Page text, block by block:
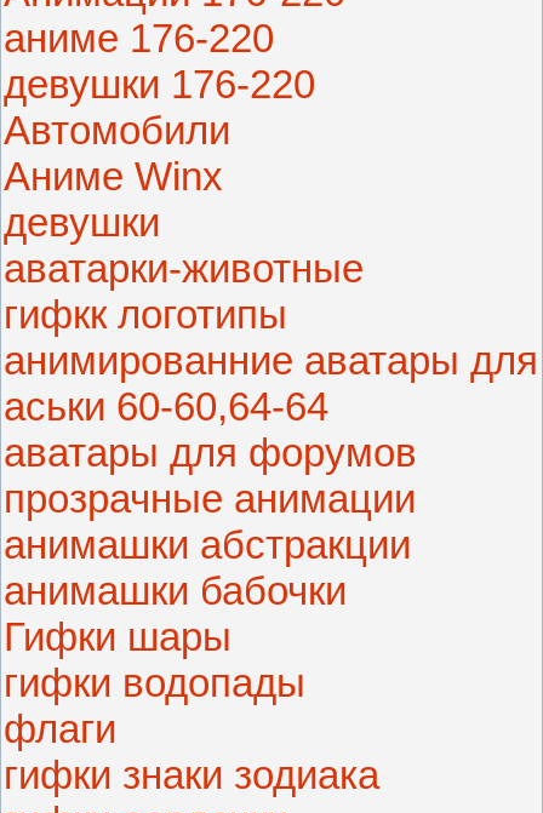
аниме 176-220
девушки 176-220
Автомобили
Аниме Winx
девушки
аватарки-животные
гифкк логотипы
анимированние аватары для
аськи 60-60,64-64
аватары для форумов
прозрачные анимации
анимашки абстракции
анимашки бабочки
Гифки шары
гифки водопады
флаги
гифки знаки зодиака